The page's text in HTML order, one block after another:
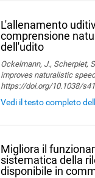
L'allenamento
comprensione
dell'udito
Ockelmann, J., Scherpiet,
improves naturalistic
https://doi.org/10.1038/
Vedi il testo completo
Migliora il
sistematica della
disponibile in